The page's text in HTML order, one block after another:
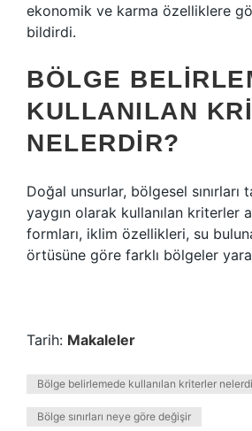
ekonomik ve karma özelliklere
bildirdi.
BÖLGE
KULLANILAN
NELERDIR?
Doğal unsurlar, bölgesel sınırları
yaygın olarak kullanılan kriterler
formları, iklim özellikleri, su
örtüsüne göre farklı bölgeler
Tarih: Makaleler
Bölge belirlemede kullanılan kriterler
Bölge sınırları neye göre değişir